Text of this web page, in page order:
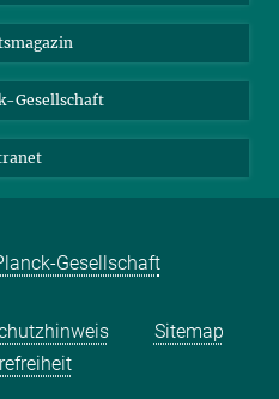
Gesellschaft
Gesellschaft
Sitemap